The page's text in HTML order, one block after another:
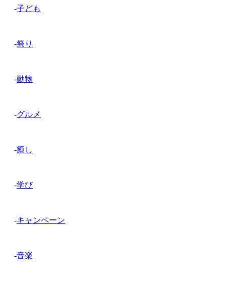
-子ども
-祭り
-動物
-グルメ
-癒し
-学び
-キャンペーン
-音楽